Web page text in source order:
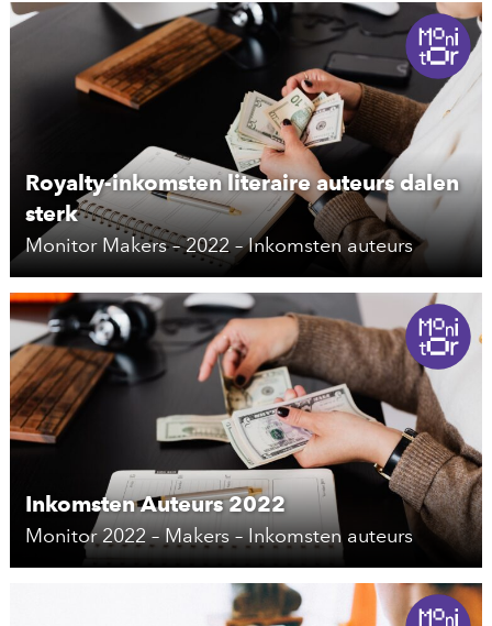
Royalty-inkomsten literaire auteurs dalen
sterk
Monitor Makers – 2022 – Inkomsten auteurs
Inkomsten Auteurs 2022
Monitor 2022 – Makers – Inkomsten auteurs